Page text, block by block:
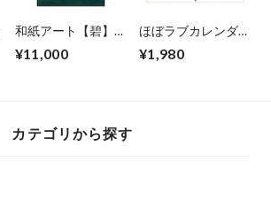
和紙アート【碧】
¥11,000
ほぼラブカレンダー
¥1,980
カテゴリから探す